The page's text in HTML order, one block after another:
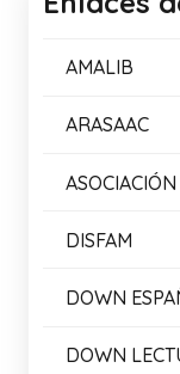
AMALIB
ARASAAC
DISFAM
DOWN
DOWN